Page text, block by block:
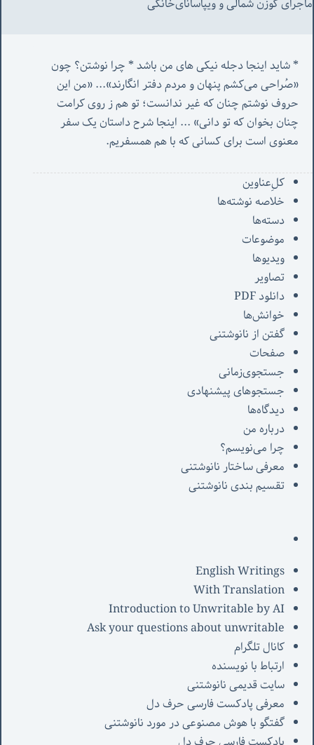
ماجرای گوزن شمالی و‌ ویپاسانای‌خانگی
«صُراحی می‌کشم پنهان‌ و مردم‌ دفتر انگارند»... «
چنان بخوان که تو دانی» ...
معنوی است برای کسانی که با هم همسفریم.
کل‌ِعناوین
خلاصه نوشته‌ها
دسته‌ها
موضوعات
ویدیوها
تصاویر
دانلود PDF
خوانش‌ها
گفتن از نانوشتنی
صفحات
جستجوی‌زمانی
جستجوهای پیشنهادی
دیدگاه‌ها
درباره من
چرا می‌نویسم؟
معرفی‌ ساختار نانوشتنی
تقسیم بندی نانوشتنی
English Writings
With Translation
Introduction to Unwritable by AI
Ask your questions about unwritable
کانال تلگرام
ارتباط با نویسنده
سایت قدیمی نانوشتنی
معرفی پادکست فارسی حرف دل
گفتگو با هوش مصنوعی در مورد نانوشتنی